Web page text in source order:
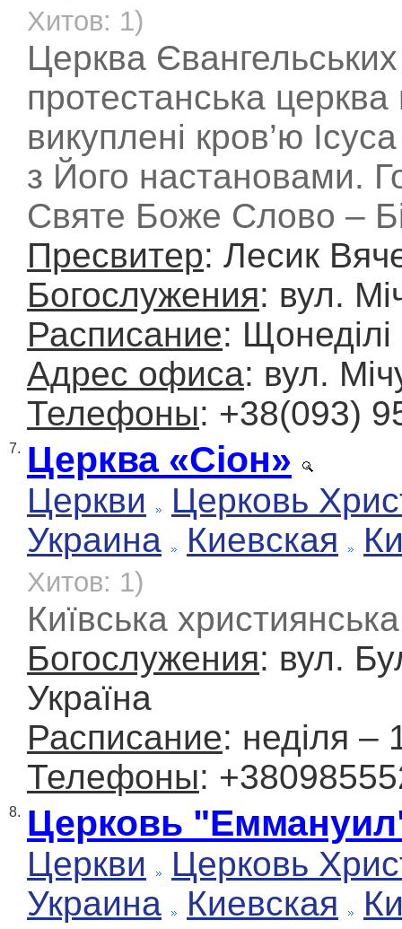
Хитов: 1)
Церква
протестанська
викуплені кров’ю
з Його настановами.
Святе Боже Слово –
Пресвитер: Лесик
Богослужения: вул.
Расписание:
Адрес офиса: вул.
Телефоны: +38(093)
7. Церква «Сіон»
Церкви
Церковь
Украина
Киевская
Хитов: 1)
Київська
Богослужения: вул.
Україна
Расписание: неділя –
Телефоны:
8. Церковь
Церкви
Церковь
Украина
Киевская